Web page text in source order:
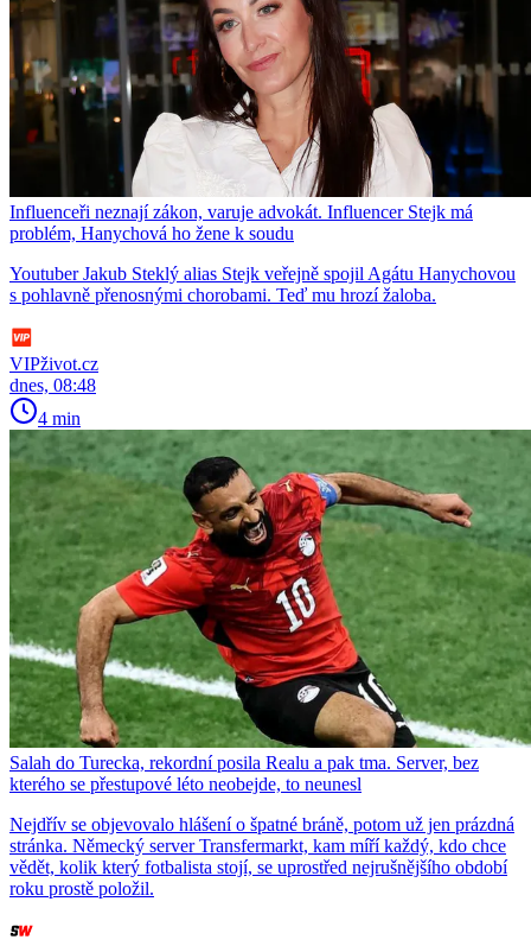
Influenceři neznají zákon, varuje advokát. Influencer Stejk má
problém, Hanychová ho žene k soudu
Youtuber Jakub Steklý alias Stejk veřejně spojil Agátu Hanychovou
s pohlavně přenosnými chorobami. Teď mu hrozí žaloba.
VIPživot.cz
dnes, 08:48
4 min
Salah do Turecka, rekordní posila Realu a pak tma. Server, bez
kterého se přestupové léto neobejde, to neunesl
Nejdřív se objevovalo hlášení o špatné bráně, potom už jen prázdná
stránka. Německý server Transfermarkt, kam míří každý, kdo chce
vědět, kolik který fotbalista stojí, se uprostřed nejrušnějšího období
roku prostě položil.